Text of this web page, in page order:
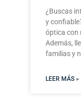
¿Buscas
y
óptica con
Además,
familias y
LEER MÁS »